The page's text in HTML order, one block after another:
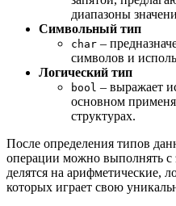
диапазоны
Символьный тип
char –
символов и
Логический тип
bool – выражает
основном
структурах.
После определения типов
операции можно выполнять
делятся на арифметические,
которых играет свою